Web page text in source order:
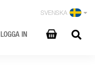
SVENSKA
LOGGA IN